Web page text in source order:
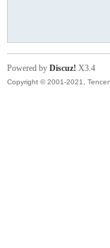
Powered by Discuz! X3.4
Copyright © 2001-2021,